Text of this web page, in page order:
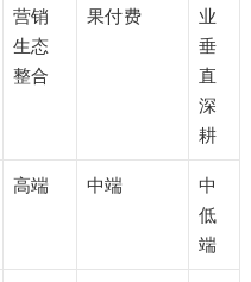
营销
生态
整合
果付费
业
垂
直
深
耕
高端 中端
中
低
端